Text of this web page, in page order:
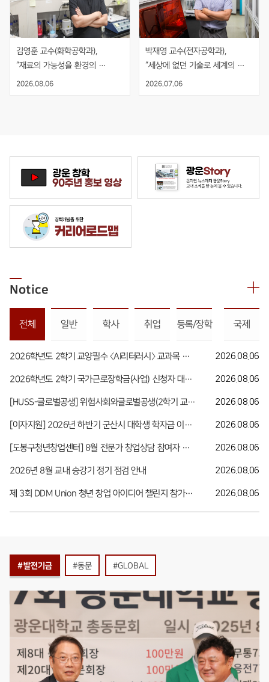
김영훈 교수(화학공학과),
“재료의 가능성을 환경의
해법으로, 기술의 시작과 끝을
2026.08.06
박재영 교수(전자공학과),
“세상에 없던 기술로 세계의
기준을 만들다”
2026.07.06
Notice
전체
2026학년도 2학기 교양필수 〈AI리터러시〉 교과목 수강 안내 2026.08.06
2026학년도 2학기 국가근로장학금(사업) 신청자 대상 희망근로기관(근로지) 신청 안내 2026.08.06
[HUSS-글로벌공생] 위험사회와글로벌공생(2학기 교과목) 수강 신청 안내(~8월 21일까지) 2026.08.06
[이자지원] 2026년 하반기 군산시 대학생 학자금 이자 지원사업 안내 2026.08.06
[도봉구청년창업센터] 8월 전문가 창업상담 참여자 모집 2026.08.06
2026년 8월 교내 승강기 정기 점검 안내 2026.08.06
제 3회 DDM Union 청년 창업 아이디어 챌린지 참가자 모집 안내 2026.08.06
일반 학사 취업 등록/장학 국제
#발전기금 #동문 #GLOBAL